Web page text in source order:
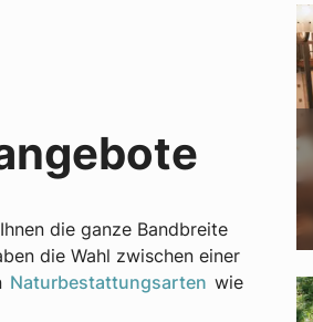
die ganze Bandbreite
die Wahl zwischen einer
Naturbestattungsarten wie